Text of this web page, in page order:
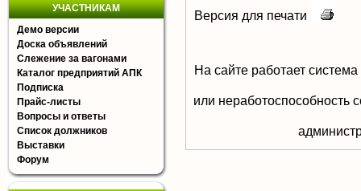
УЧАСТНИКАМ
Демо версии
Доска объявлений
Слежение за вагонами
Каталог предприятий АПК
Подписка
Прайс-листы
Вопросы и ответы
Список должников
Выставки
Форум
Версия для печати
На сайте работает
или неработоспособность